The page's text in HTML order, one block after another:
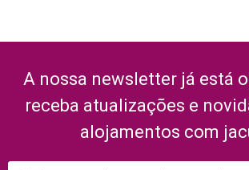
A nossa newsletter já está
receba atualizações e
alojamentos com